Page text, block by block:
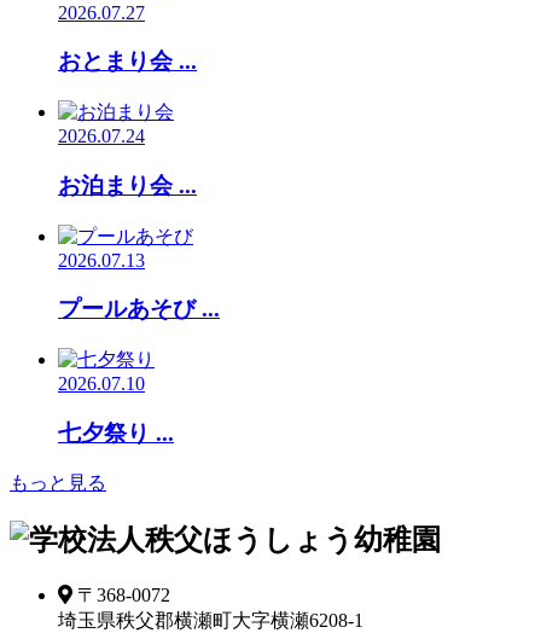
2026.07.27
おとまり会 ...
2026.07.24
お泊まり会 ...
2026.07.13
プールあそび ...
2026.07.10
七夕祭り ...
もっと見る
〒368-0072
埼玉県秩父郡横瀬町大字横瀬6208-1